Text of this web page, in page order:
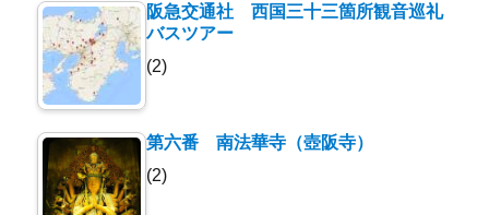
阪急交通社 西国三十三箇所観音巡礼
バスツアー
(2)
第六番 南法華寺（壺阪寺）
(2)